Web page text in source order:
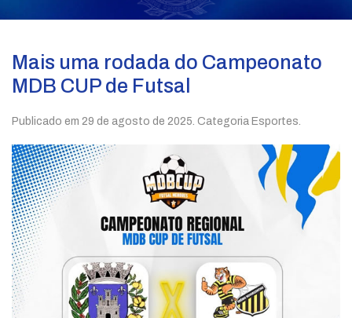
Mais uma rodada do Campeonato
MDB CUP de Futsal
Publicado em 29 de agosto de 2025 . Categoria Esportes.